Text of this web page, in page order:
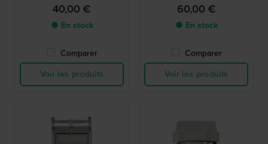
40,00 €
● En stock
Comparer
Voir les produits
60,00 €
● En stock
Comparer
Voir les produits